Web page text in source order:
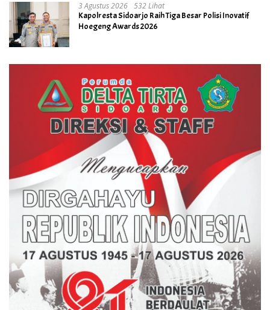
3 Agustus 2026 532 Lihat
Kapolresta Sidoarjo Raih Tiga Besar Polisi Inovatif
Hoegeng Awards 2026